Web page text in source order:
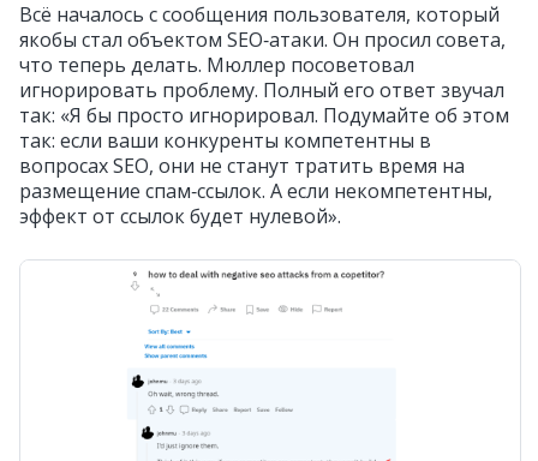
Всё началось с сообщения пользователя, который
якобы стал объектом SEO‑атаки. Он просил совета,
что теперь делать. Мюллер посоветовал
игнорировать проблему. Полный его ответ звучал
так: «Я бы просто игнорировал. Подумайте об этом
так: если ваши конкуренты компетентны в
вопросах SEO, они не станут тратить время на
размещение спам‑ссылок. А если некомпетентны,
эффект от ссылок будет нулевой».